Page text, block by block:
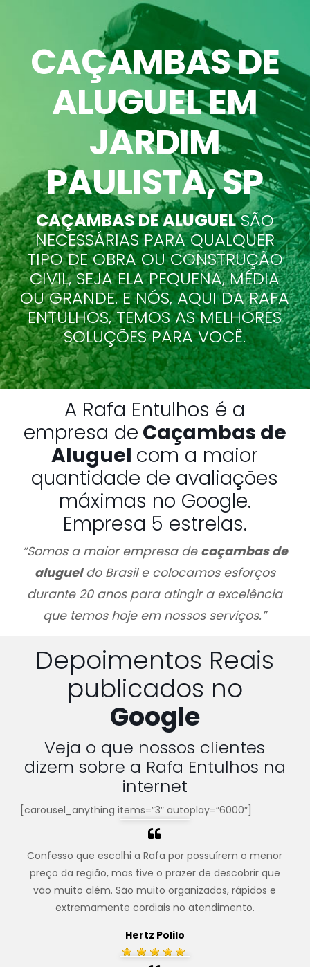
CAÇAMBAS DE
ALUGUEL EM
JARDIM
PAULISTA, SP
CAÇAMBAS DE ALUGUELSÃO
NECESSÁRIAS PARA QUALQUER
TIPO DE OBRA OU CONSTRUÇÃO
CIVIL, SEJA ELA PEQUENA, MÉDIA
OU GRANDE. E NÓS, AQUI DA RAFA
ENTULHOS, TEMOS AS MELHORES
SOLUÇÕES PARA VOCÊ.
A Rafa Entulhos é a
empresa de Caçambas de
Aluguel com a maior
quantidade de avaliações
máximas no Google.
Empresa 5 estrelas.
“Somos a maior empresa de caçambas de
alugueldo Brasil e colocamos esforços
durante 20 anos para atingir a excelência
que temos hoje em nossos serviços.”
Depoimentos Reais
publicados no
Google
Veja o que nossos clientes
dizem sobre a Rafa Entulhos na
internet
[carousel_anything items=”3″ autoplay=”6000″]
Confesso que escolhi a Rafa por possuírem o menor
preço da região, mas tive o prazer de descobrir que
vão muito além. São muito organizados, rápidos e
extremamente cordiais no atendimento.
Hertz Polilo